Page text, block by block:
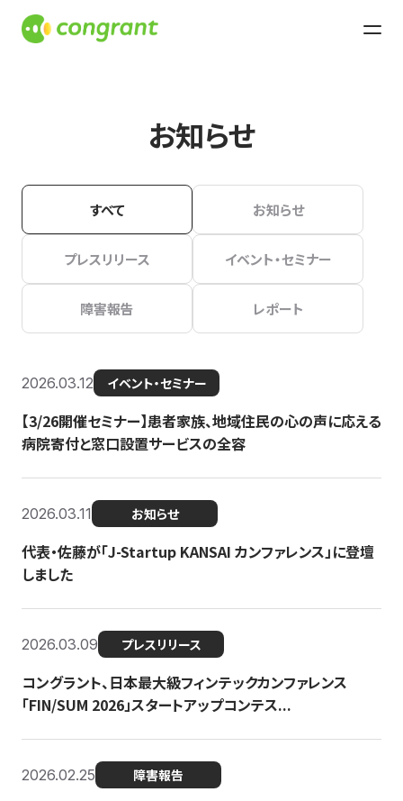
お知らせ
すべて お知らせ
プレスリリース イベント・セミナー
障害報告 レポート
2026.03.12 イベント・セミナー
【3/26開催セミナー】患者家族、地域住民の心の声に応える
病院寄付と窓口設置サービスの全容
2026.03.11 お知らせ
代表・佐藤が「J-Startup KANSAI カンファレンス」に登壇
しました
2026.03.09 プレスリリース
コングラント、日本最大級フィンテックカンファレンス
「FIN/SUM 2026」スタートアップコンテス...
2026.02.25 障害報告